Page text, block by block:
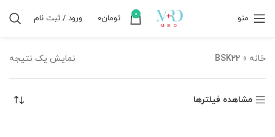
منو 0 تومان۰ ورود / ثبت نام
خانه »
BSK22 نمایش یک نتیجه
مشاهده فیلترها